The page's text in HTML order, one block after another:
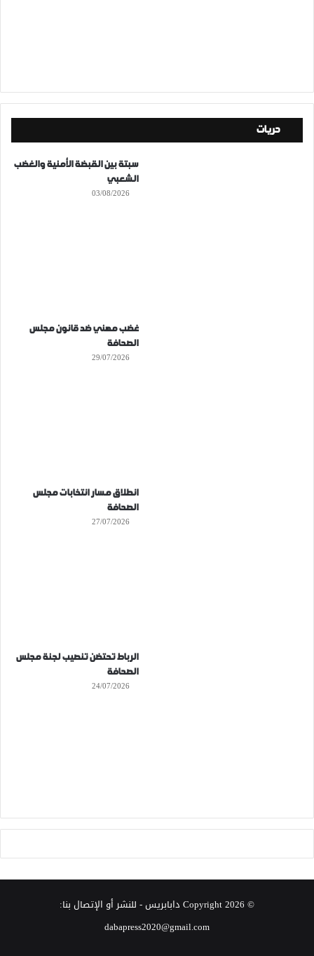
حريات
سبتة بين القبضة الأمنية والغضب
الشعبي
03/08/2026
غضب مهني ضد قانون مجلس
الصحافة
29/07/2026
انطلاق مسار انتخابات مجلس
الصحافة
27/07/2026
الرباط تحتضن تنصيب لجنة مجلس
الصحافة
24/07/2026
© Copyright 2026 دابابريس- للنشر أو الإتصال بنا:
dabapress2020@gmail.com